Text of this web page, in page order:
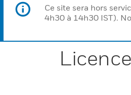
Ce site sera hors
4h30 à 14h30 IST).